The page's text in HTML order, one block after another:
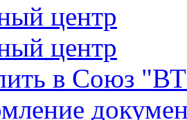
центр
центр
в Союз